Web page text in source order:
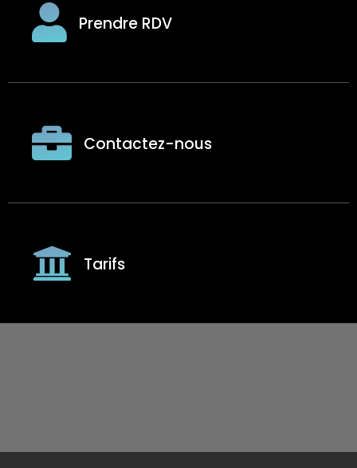
Prendre RDV
Contactez-nous
Tarifs